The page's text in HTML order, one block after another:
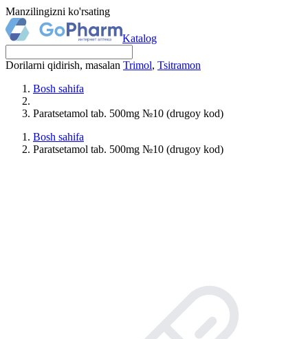
Manzilingizni ko'rsating
Katalog
Dorilarni qidirish, masalan Trimol, Tsitramon
Bosh sahifa
Paratsetamol tab. 500mg №10 (drugoy kod)
Bosh sahifa
Paratsetamol tab. 500mg №10 (drugoy kod)